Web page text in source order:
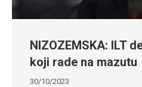
NIZOZEMSKA: ILT
koji rade na mazutu
30/10/2023